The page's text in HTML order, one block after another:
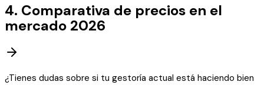
4. Comparativa de precios en el
mercado 2026
¿Tienes dudas sobre si tu gestoría actual está haciendo bien